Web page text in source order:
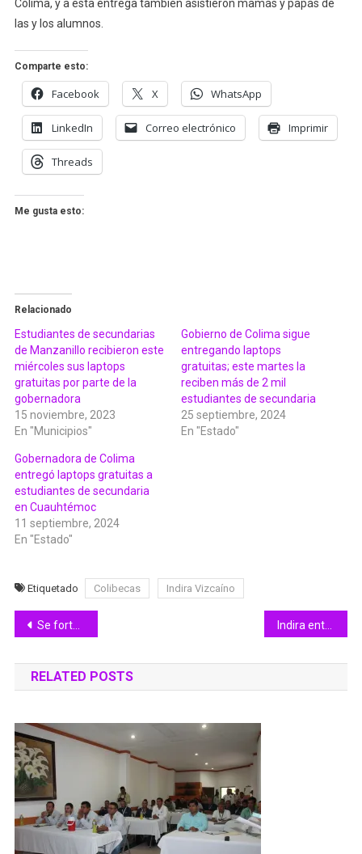
Colima, y a esta entrega también asistieron mamás y papás de
las y los alumnos.
Comparte esto:
Facebook X WhatsApp
LinkedIn Correo electrónico Imprimir
Threads
Me gusta esto:
Relacionado
Estudiantes de secundarias
de Manzanillo recibieron este
miércoles sus laptops
gratuitas por parte de la
gobernadora
15 noviembre, 2023
En "Municipios"
Gobierno de Colima sigue
entregando laptops
gratuitas; este martes la
reciben más de 2 mil
estudiantes de secundaria
25 septiembre, 2024
En "Estado"
Gobernadora de Colima
entregó laptops gratuitas a
estudiantes de secundaria
en Cuauhtémoc
11 septiembre, 2024
En "Estado"
Etiquetado Colibecas Indira Vizcaíno
Navegación
de
entradas
Se fortalecen proyectos de salud entre Colima y Pasco, EU
RELATED POSTS